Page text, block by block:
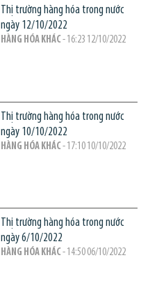
Thị trường hàng hóa trong nước
ngày 12/10/2022
HÀNG HÓA KHÁC - 16:23 12/10/2022
Thị trường hàng hóa trong nước
ngày 10/10/2022
HÀNG HÓA KHÁC - 17:10 10/10/2022
Thị trường hàng hóa trong nước
ngày 6/10/2022
HÀNG HÓA KHÁC - 14:50 06/10/2022